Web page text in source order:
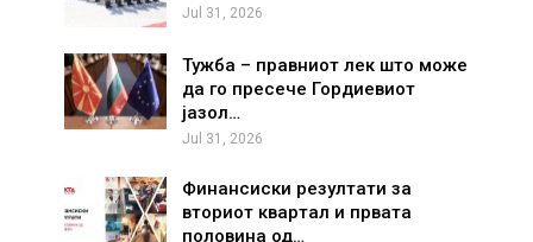
Jul 31, 2026
Тужба – правниот лек што може
да го пресече Гордиевиот
јазол…
Jul 31, 2026
Финансиски резултати за
вториот квартал и првата
половина од…